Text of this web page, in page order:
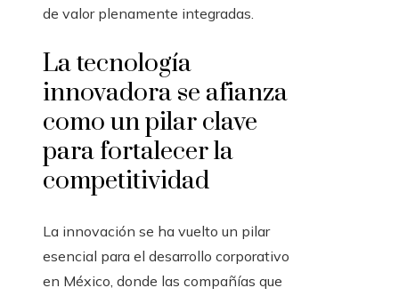
de valor plenamente integradas.
La tecnología
innovadora se afianza
como un pilar clave
para fortalecer la
competitividad
La innovación se ha vuelto un pilar
esencial para el desarrollo corporativo
en México, donde las compañías que